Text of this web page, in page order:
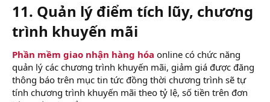
11. Quản lý điểm tích lũy, chương
trình khuyến mãi
Phần mềm giao nhận hàng hóa online có chức năng
quản lý các chương trình khuyến mãi, giảm giá được đăng
thông báo trên mục tin tức đồng thời chương trình sẽ tự
tính chương trình khuyến mãi theo tỷ lệ, số tiền trên đơn